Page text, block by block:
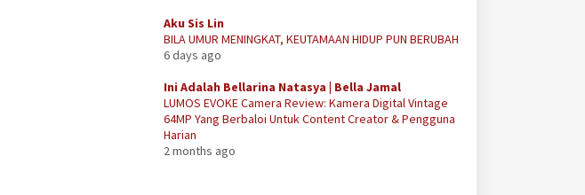
Aku Sis Lin
BILA UMUR MENINGKAT, KEUTAMAAN HIDUP PUN BERUBAH
6 days ago
Ini Adalah Bellarina Natasya | Bella Jamal
LUMOS EVOKE Camera Review: Kamera Digital Vintage
64MP Yang Berbaloi Untuk Content Creator & Pengguna
Harian
2 months ago